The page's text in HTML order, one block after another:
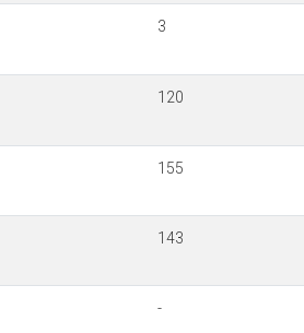
3
120
155
143
-